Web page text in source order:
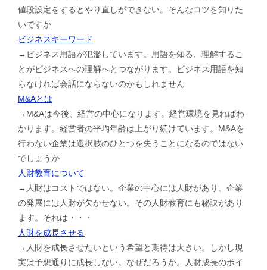
値段設定をするとやり直しができない。そんなコツを知りた
いですか
ビジネスキーワード
→ビジネス用語が氾濫しています。用語を知る、理解するこ
とがビジネスへの理解へとつながります。ビジネス用語を知
らなければ会話にならないのかもしれません
M&Aとは
→M&Aは今後、経営の中心になります。経営環境を見ればわ
かります。経営者の平均年齢は上がり続けています。M&Aを
行わない企業は選択肢のひとつを失うことになるのではない
でしょうか
人財教育について
→人財はコストではない。企業の中心には人財があり、企業
の発展には人財が欠かせない。その人財教育にも秘訣があり
ます。それは・・・
人財を成長させる
→人財を成長させたいという希望と期待は大きい。しかし現
実は予想通りに成長しない。なぜだろうか。人財成長のポイ